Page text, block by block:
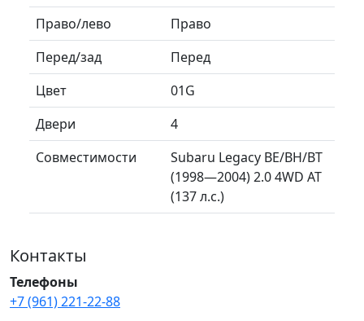
Право/лево
Право
Перед/зад
Перед
Цвет
01G
Двери
4
Совместимости
Subaru Legacy BE/BH/BT
(1998—2004) 2.0 4WD AT
(137 л.с.)
Контакты
Телефоны
+7 (961) 221-22-88